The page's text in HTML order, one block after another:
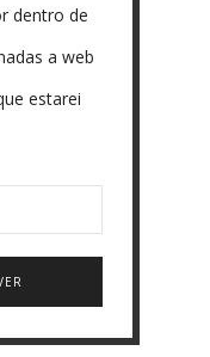
dentro de
a web
estarei